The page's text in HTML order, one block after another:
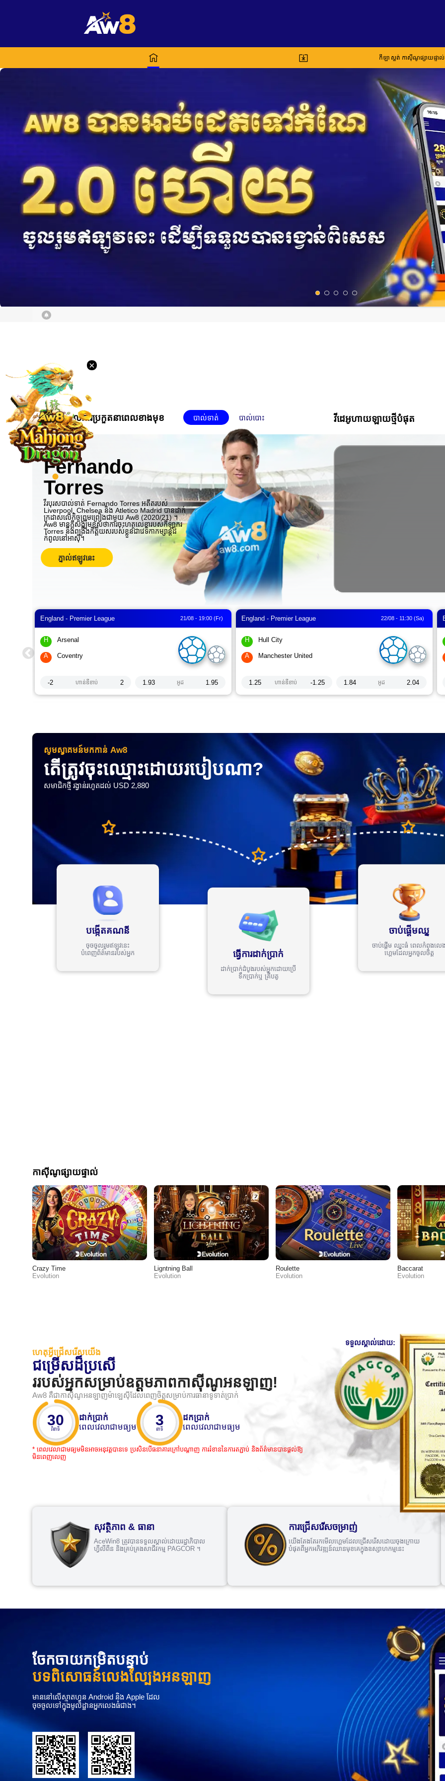
×
កីឡា ស្លត់ កាស៊ីណូផ្សាយផ្ទាល់
ផ្សាយបន្តផ្ទាល់ការប្រកួតនាពេលខាងមុខ បាល់ទាត់ បាល់បោះ វីដេអូហាយឡាយថ្មីបំផុត
ទូតសុច្ឆន្ទៈ
Fernando
Torres
វីរបុរសបាល់ទាត់ Fernando Torres អតីតរបស់
Liverpool, Chelsea និង Atletico Madrid បានដាក់
ក្រដាសលើកិច្ចព្រមព្រៀងជាមួយ Aw8 (2020/21) ។
Aw8 មានក្តីសង្ឃឹមខ្ពស់ថាការចុះហត្ថលេខារបស់កីឡាករ
Torres នឹងពង្រឹងកិត្តិយសរបស់ខ្លួនជាវេទិកាកម្សាន្តដ៏
កំពូលនៅអាស៊ី។
ភ្នាល់ឥឡូវនេះ
England - Premier League 21/08 - 19:00 (Fr)
H Arsenal
A Coventry
-2 ហាន់ឌីខាប់ 2 1.93 អូដ 1.95
England - Premier League 22/08 - 11:30 (Sa)
H Hull City
A Manchester United
1.25 ហាន់ឌីខាប់ -1.25 1.84 អូដ 2.04
សូមស្វាគមន៍មកកាន់ Aw8
តើត្រូវចុះឈ្មោះដោយរបៀបណា?
សមាជិកថ្មី រង្វាន់រហូតដល់ USD 2,880
បង្កើតគណនី
ចុចចូលរួមឥឡូវនេះ
បំពេញព័ត៌មានរបស់អ្នក
ធ្វើការដាក់ប្រាក់
ដាក់ប្រាក់ដំបូងរបស់អ្នកដោយប្រើ
ទឹកប្រាក់ឬ គ្រីបតូ
ចាប់ផ្តើមឈ្ន
ចាប់ផ្តើម ឈ្នះធំ ពេលកំពុងលេង
ហ្គេមដែលអ្នកចូលចិត្ត
កាស៊ីណូផ្សាយផ្ទាល់
Crazy Time
Evolution
Ligntning Ball
Evolution
Roulette
Evolution
Baccarat
Evolution
ហេតុអ្វីជ្រើសរើសយើង
ជម្រើសដ៏ប្រសើ
ររបស់អ្នកសម្រាប់ឧត្តមភាពកាស៊ីណូអនឡាញ!
Aw8 គឺជាកាស៊ីណូអនឡាញម៉ាឡេស៊ីដែលពេញចិត្តសម្រាប់ការធានាទូទាត់ប្រាក់
30
វិនាទី
ដាក់ប្រាក់
ពេលវេលាជាមធ្យម
3
នាទី
ដកប្រាក់
ពេលវេលាជាមធ្យម
* ពេលវេលាជាមធ្យមមិនអាចអនុវត្តបានទេ ប្រសិនបើធនាគារក្រៅបណ្តាញ ការរំខាននៃការតភ្ជាប់ និងព័ត៌មានបានផ្តល់ឱ្យ
មិនពេញលេញ
ទទួលស្គាល់ដោយ:
សុវត្ថិភាព & ធានា
AceWin8 ត្រូវបានទទួលស្គាល់ដោយរដ្ឋាភិបាល
ហ្វីលីពីន និងគ្រប់គ្រងសាជីវកម្ម PAGCOR ។
ការជ្រើសរើសចម្រាញ់
យើងតែងតែរកមើលហ្គេមដែលជ្រើសរើសដោយចុងក្រោយ
បំផុតពីអ្នកអភិវឌ្ឍន៍ឈានមុខគេក្នុងឧស្សាហកម្មនេះ
ចែកចាយកម្រិតបន្ទាប់
បទពិសោធន៍លេងល្បែងអនឡាញ
មាននៅលើស្មាតហ្វូន Android និង Apple ដែល
ចុចចូលទៅក្នុងមូលដ្ឋានអ្នកលេងធំជាង។